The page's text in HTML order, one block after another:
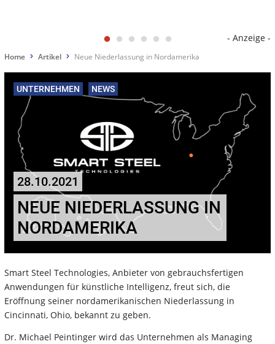
- Anzeige -
Home Artikel Neue Niederlassung in Nordamerika
UNTERNEHMEN NEWS
28.10.2021
NEUE NIEDERLASSUNG IN
NORDAMERIKA
Smart Steel Technologies, Anbieter von gebrauchsfertigen
Anwendungen für künstliche Intelligenz, freut sich, die
Eröffnung seiner nordamerikanischen Niederlassung in
Cincinnati, Ohio, bekannt zu geben.
Dr. Michael Peintinger wird das Unternehmen als Managing